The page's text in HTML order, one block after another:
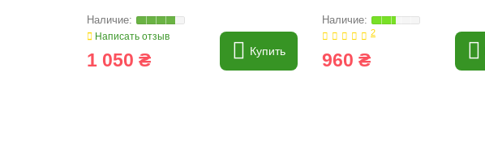
Написать отзыв
1 050 ₴ Купить
2
960 ₴